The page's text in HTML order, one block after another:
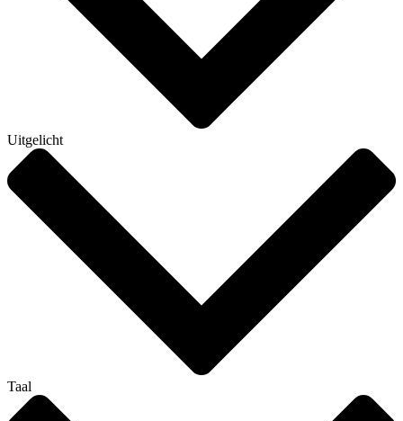
Uitgelicht
Taal